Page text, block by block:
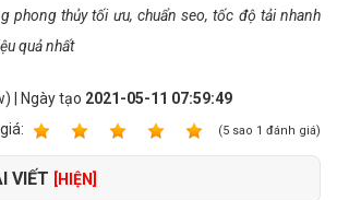
phong thủy tối ưu, chuẩn seo, tốc độ tải nhanh
quả nhất
| Ngày tạo 2021-05-11 07:59:49
(5 sao 1 đánh giá)
VIẾT [HIỆN]